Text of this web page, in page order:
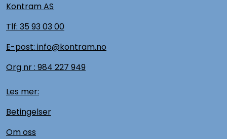
Kontram AS
Tlf: 35 93 03 00
E-post: info@kontram.no
Org nr : 984 227 949
Les mer:
Betingelser
Om oss